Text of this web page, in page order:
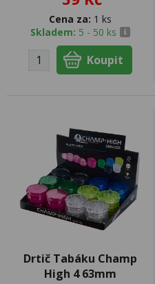
Cena za: 1 ks
Skladem: 5 - 50 ks
Drtič Tabáku Champ
High 4 63mm